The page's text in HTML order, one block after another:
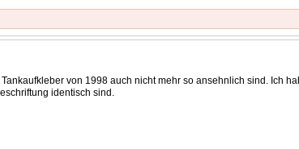
von 1998 auch nicht mehr so ansehnlich sind. Ich
identisch sind.